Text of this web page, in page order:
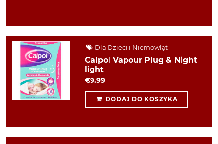
Dla Dzieci i Niemowląt
Calpol Vapour Plug & Night
light
€9.99
DODAJ DO KOSZYKA